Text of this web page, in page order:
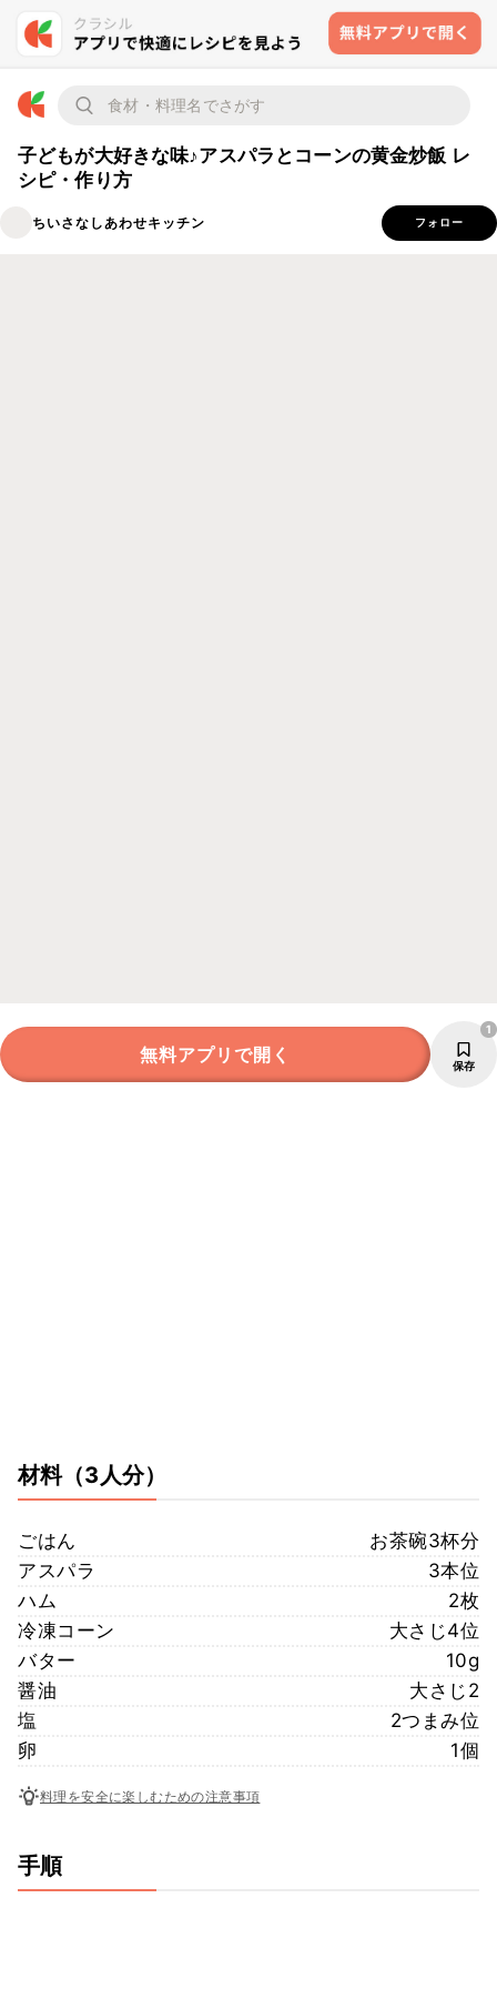
子どもが大好きな味♪アスパラとコーンの黄金炒飯 レ
シピ・作り方
ちいさなしあわせキッチン フォロー
無料アプリで開く 保存
1
材料（3人分）
ごはん
お茶碗3杯分
アスパラ
3本位
ハム
2枚
冷凍コーン
大さじ4位
バター
10g
醤油
大さじ2
塩
2つまみ位
卵
1個
料理を安全に楽しむための注意事項
手順